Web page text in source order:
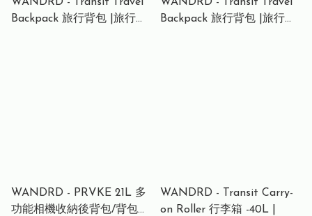
Backpack 旅行背包 |旅行背
Backpack 旅行背包 |旅行背
WANDRD - PRVKE 21L 多
功能相機收納後背包/背包套
WANDRD - Transit Carry-
on Roller 行李箱 -40L |